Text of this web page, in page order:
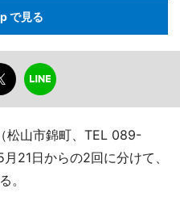
で見る
松山市錦町、TEL 089-
21日からの2回に分けて、
。